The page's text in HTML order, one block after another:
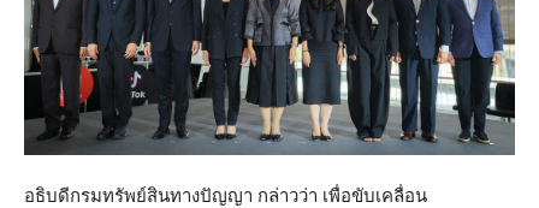
อธิบดีกรมทรัพย์สินทางปัญญา กล่าวว่า เพื่อขับเคลื่อน